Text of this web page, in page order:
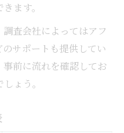
ます。
査会社によってはアフ
サポートも提供してい
前に流れを確認してお
ょう。